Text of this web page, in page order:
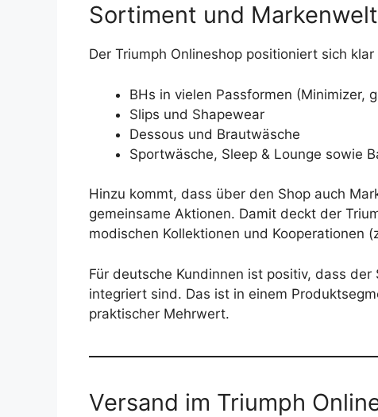
Sortiment und
Der Triumph Onlineshop positioniert sich
BHs in vielen Passformen (Minimizer,
Slips und Shapewear
Dessous und Brautwäsche
Sportwäsche, Sleep & Lounge sowie
Hinzu kommt, dass über den Shop auch
gemeinsame Aktionen. Damit deckt der
modischen Kollektionen und Kooperationen
Für deutsche Kundinnen ist positiv, dass
integriert sind. Das ist in einem
praktischer Mehrwert.
Versand im Triumph